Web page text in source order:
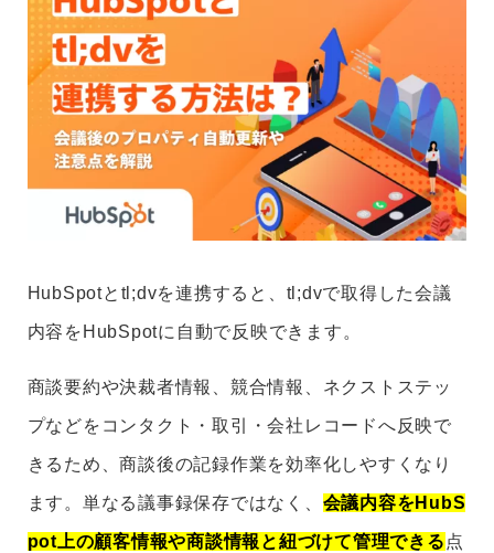
HubSpotとtl;dvを連携すると、tl;dvで取得した会議
内容をHubSpotに自動で反映できます。
商談要約や決裁者情報、競合情報、ネクストステッ
プなどをコンタクト・取引・会社レコードへ反映で
きるため、商談後の記録作業を効率化しやすくなり
ます。単なる議事録保存ではなく、 会議内容をHubS
pot上の顧客情報や商談情報と紐づけて管理できる 点